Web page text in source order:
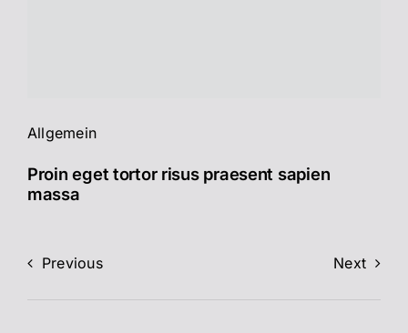
Allgemein
Proin eget tortor risus praesent sapien
massa
Previous Next